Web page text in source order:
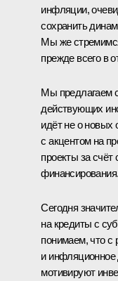
инфляции,
сохранить
Мы же
прежде всего в
Мы предлагаем
действующих
идёт не о новых
с акцентом на
проекты за счёт
финансирования.
Сегодня
на кредиты с
понимаем, что с
и инфляционное
мотивируют